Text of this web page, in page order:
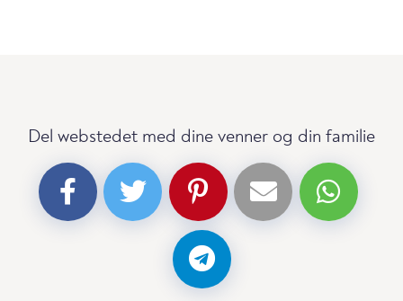
Del webstedet med dine venner og din familie